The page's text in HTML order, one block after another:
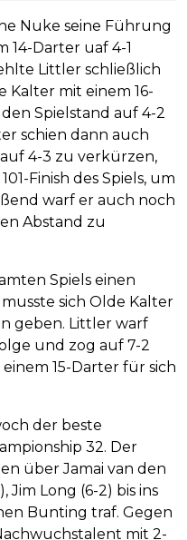
Nuke seine Führung
14-Darter uaf 4-1
Littler schließlich
Kalter mit einem 16-
Spielstand auf 4-2
schien dann auch
4-3 zu verkürzen,
Finish des Spiels, um
warf er auch noch
Abstand zu
Spiels einen
sich Olde Kalter
geben. Littler warf
und zog auf 7-2
15-Darter für sich
der beste
32. Der
über Jamai van den
Jim Long (6-2) bis ins
Bunting traf. Gegen
mit 2-